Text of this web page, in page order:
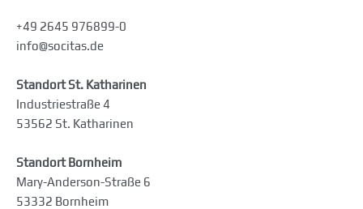
+49 2645 976899-0
info@socitas.de
Standort St. Katharinen
Industriestraße 4
53562 St. Katharinen
Standort Bornheim
Mary-Anderson-Straße 6
53332 Bornheim